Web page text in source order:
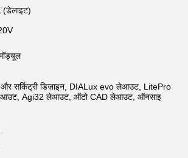
और सर्किट्री डिज़ाइन, DIALux evo लेआउट, LitePro
Agi32 लेआउट, ऑटो CAD लेआउट, ऑनसाइ